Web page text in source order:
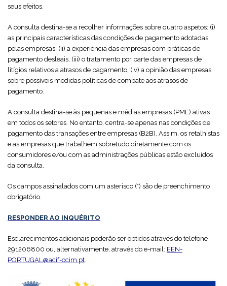
seus efeitos.
A consulta destina-se a recolher informações sobre quatro aspetos: (i)
as principais características das condições de pagamento adotadas
pelas empresas, (ii) a experiência das empresas com práticas de
pagamento desleais, (iii) o tratamento por parte das empresas de
litígios relativos a atrasos de pagamento, (iv) a opinião das empresas
sobre possíveis medidas políticas de combate aos atrasos de
pagamento.
A consulta destina-se às pequenas e médias empresas (PME) ativas
em todos os setores. No entanto, centra-se apenas nas condições de
pagamento das transações entre empresas (B2B). Assim, os retalhistas
e as empresas que trabalhem sobretudo diretamente com os
consumidores e/ou com as administrações públicas estão excluídos
da consulta.
Os campos assinalados com um asterisco (*) são de preenchimento
obrigatório.
RESPONDER AO INQUÉRITO
Esclarecimentos adicionais poderão ser obtidos através do telefone
291206800 ou, alternativamente, através do e-mail: EEN-
PORTUGAL@acif-ccim.pt